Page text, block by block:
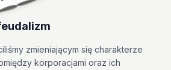
zmieniającym się charakterze
korporacjami oraz ich